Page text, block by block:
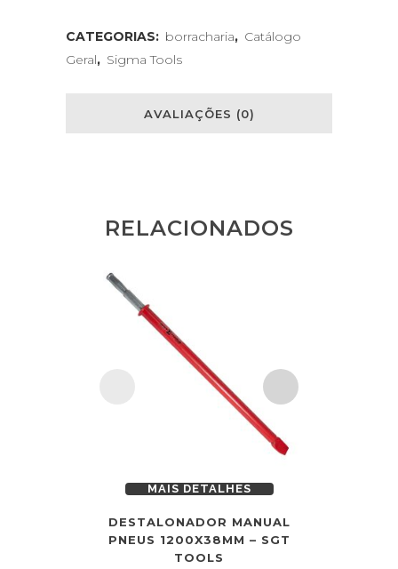
CATEGORIAS: borracharia, Catálogo
Geral, Sigma Tools
AVALIAÇÕES (0)
RELACIONADOS
MAIS DETALHES
DESTALONADOR MANUAL
PNEUS 1200X38MM – SGT
TOOLS